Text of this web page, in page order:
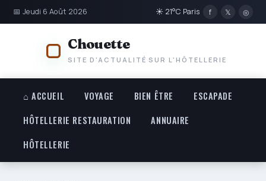
📅 Jeudi 6 Août 2026 ☀ 21°C Paris f 𝕏 ◎
Chouette
SITE D'ACTUALITÉ SUR L'HÔTELLERIE
⌂ ACCUEIL VOYAGE BIEN ÊTRE
ESCAPADE
HÔTELLERIE RESTAURATION
ANNUAIRE
HÔTELLERIE